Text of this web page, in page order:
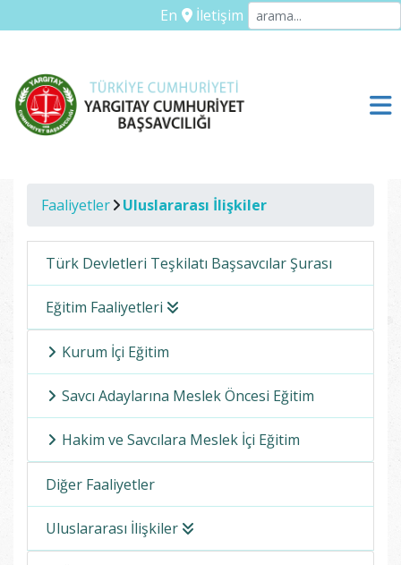
En İletişim
Faaliyetler Uluslararası İlişkiler
Türk Devletleri Teşkilatı Başsavcılar Şurası
Eğitim Faaliyetleri
Kurum İçi Eğitim
Savcı Adaylarına Meslek Öncesi Eğitim
Hakim ve Savcılara Meslek İçi Eğitim
Diğer Faaliyetler
Uluslararası İlişkiler